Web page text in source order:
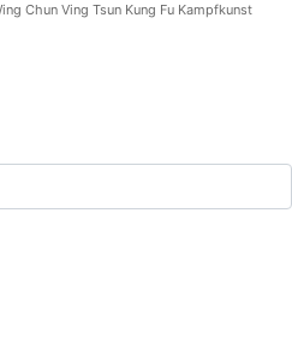
Chun Ving Tsun Kung Fu Kampfkunst